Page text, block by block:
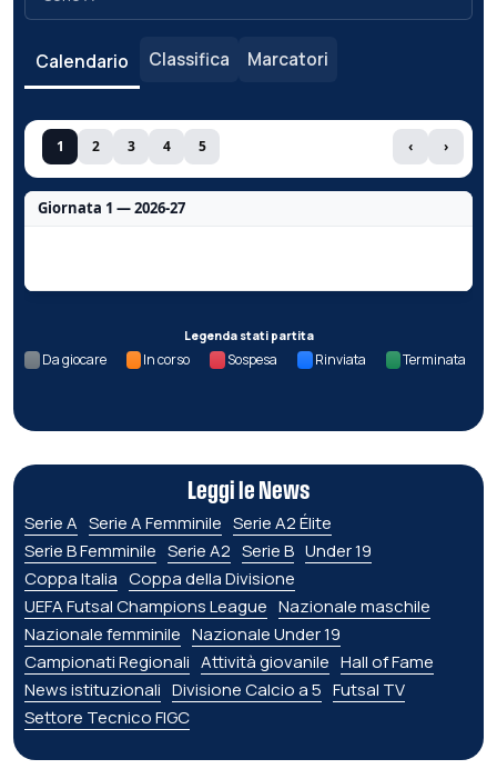
Calendario Classifica Marcatori
1 2 3 4 5 ‹ ›
Giornata 1 — 2026-27
Legenda stati partita
Da giocare In corso Sospesa Rinviata Terminata
Leggi le News
Serie A Serie A Femminile Serie A2 Élite
Serie B Femminile Serie A2 Serie B Under 19
Coppa Italia Coppa della Divisione
UEFA Futsal Champions League Nazionale maschile
Nazionale femminile Nazionale Under 19
Campionati Regionali Attività giovanile Hall of Fame
News istituzionali Divisione Calcio a 5 Futsal TV
Settore Tecnico FIGC